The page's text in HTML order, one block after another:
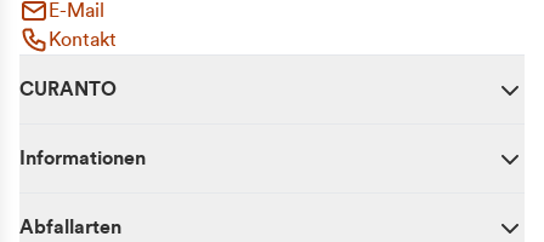
E-Mail
Kontakt
CURANTO
Informationen
Abfallarten